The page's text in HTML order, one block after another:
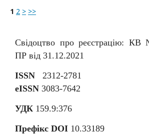
1 2 > >>
Свідоцтво про реєстрацію: КВ
ПР від 31.12.2021
ISSN 2312-2781
eISSN 3083-7642
УДК 159.9:376
Префікс DOI 10.33189